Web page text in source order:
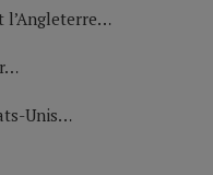
l’Angleterre…
Unis…